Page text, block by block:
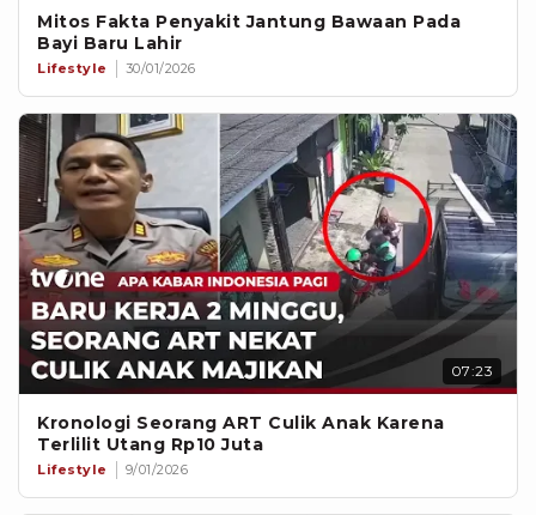
Mitos Fakta Penyakit Jantung Bawaan Pada
Bayi Baru Lahir
Lifestyle 30/01/2026
07:23
Kronologi Seorang ART Culik Anak Karena
Terlilit Utang Rp10 Juta
Lifestyle 9/01/2026